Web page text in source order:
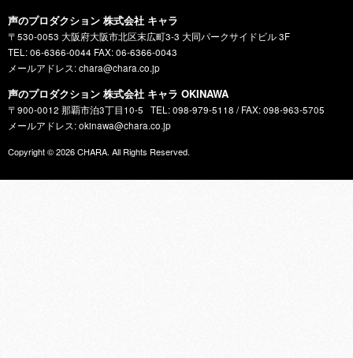
声のプロダクション 株式会社 キャラ
〒530-0053 大阪府大阪市北区末広町3-3 大同パークサイドビル 3F
TEL: 06-6366-0044 FAX: 06-6366-0043
メールアドレス: chara@chara.co.jp
声のプロダクション 株式会社 キャラ OKINAWA
〒900-0012 那覇市泊3丁目10-5
TEL: 098-979-5118 / FAX: 098-963-5705
メールアドレス: okinawa@chara.co.jp
Copyright © 2026CHARA. All Rights Reserved.